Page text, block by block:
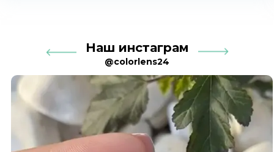
Наш инстаграм
@colorlens24